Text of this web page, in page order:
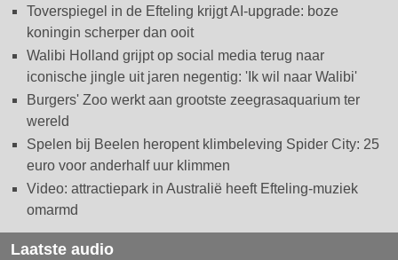
Toverspiegel in de Efteling krijgt AI-upgrade: boze
koningin scherper dan ooit
Walibi Holland grijpt op social media terug naar
iconische jingle uit jaren negentig: 'Ik wil naar Walibi'
Burgers' Zoo werkt aan grootste zeegrasaquarium ter
wereld
Spelen bij Beelen heropent klimbeleving Spider City: 25
euro voor anderhalf uur klimmen
Video: attractiepark in Australië heeft Efteling-muziek
omarmd
Laatste audio